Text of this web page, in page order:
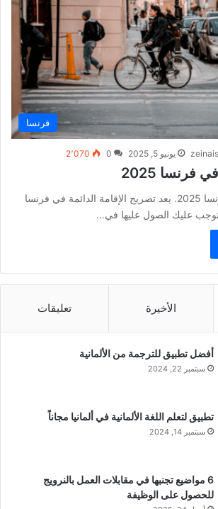
فرنسا
يونيو 5, 2025 0 2٬070
فرنسا 2025
الإقامة الدائمة في فرنسا 2025. يعد تصريح الإقامة الدائمة في فرنسا
عليك الصول عليها في…
الأخيرة تعليقات
أفضل تطبيق للترجمة من الألمانية
سبتمبر 22, 2024
تطبيق لتعلم اللغة الألمانية في ألمانيا مجاناً
سبتمبر 14, 2024
6 مواضيع تجنبها في مقابلات العمل بالنرويج
للحصول على الوظيفة